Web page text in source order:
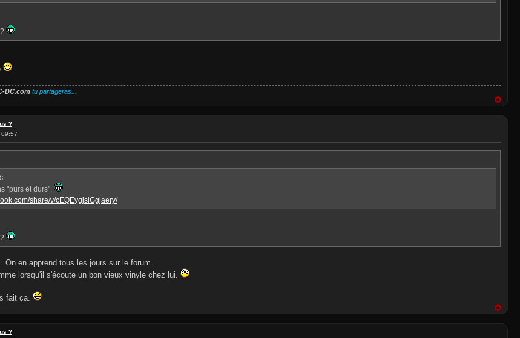
DC.com tu partageras...
?
"purs et durs".
share/v/cEQEygjsiGgjaery/
On en apprend tous les jours sur le forum.
lorsqu'il s'écoute un bon vieux vinyle chez lui.
fait ça.
?